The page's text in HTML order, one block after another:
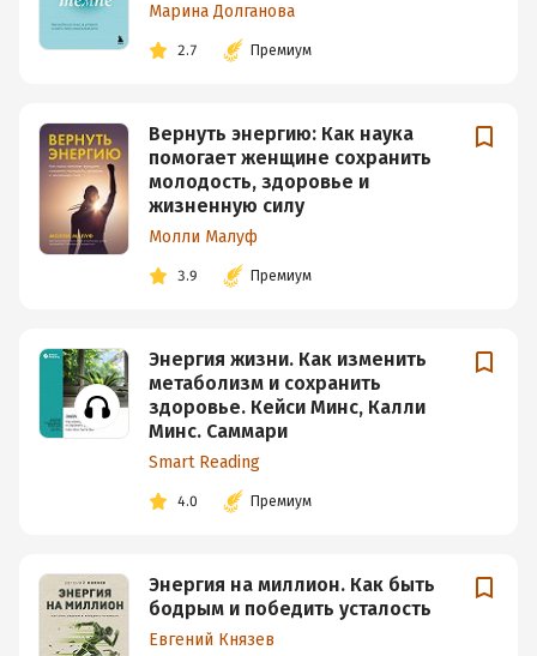
Марина Долганова
2.7 Премиум
Вернуть энергию: Как наука
помогает женщине сохранить
молодость, здоровье и
жизненную силу
Молли Малуф
3.9 Премиум
Энергия жизни. Как изменить
метаболизм и сохранить
здоровье. Кейси Минс, Калли
Минс. Саммари
Smart Reading
4.0 Премиум
Энергия на миллион. Как быть
бодрым и победить усталость
Евгений Князев